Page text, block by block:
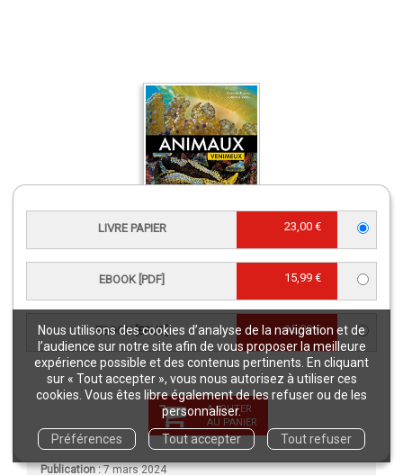
Nous utilisons des cookies d’analyse de la navigation et de
l’audience sur notre site afin de vous proposer la meilleure
expérience possible et des contenus pertinents. En cliquant
sur « Tout accepter », vous nous autorisez à utiliser ces
cookies. Vous êtes libre également de les refuser ou de les
personnaliser.
Préférences
Tout accepter Tout refuser
LIVRE PAPIER 23,00 €
EBOOK [PDF] 15,99 €
EBOOK [EPUB] 15,99 €
AJOUTER
AU PANIER
Animaux venimeux
Livre relié 28,50 €
Langue(s) :
Français
Éditeur : Éditions Quae
Collection : Idées fausses
Publication :7 mars 2024